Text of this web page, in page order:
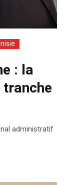
: la
administratif